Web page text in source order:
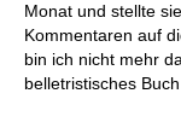
Monat und stellte
Kommentaren auf
bin ich nicht mehr
belletristisches